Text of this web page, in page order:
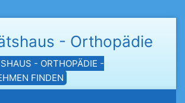
- Orthopädie
- ORTHOPÄDIE -
FINDEN